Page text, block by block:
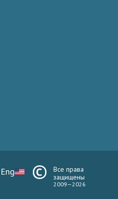
Eng
Все права
защищены
2009—2026